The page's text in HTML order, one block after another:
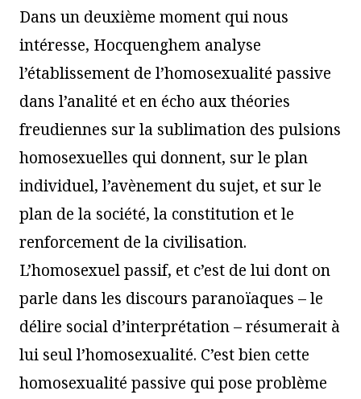
Dans un deuxième moment qui nous
intéresse, Hocquenghem analyse
l’établissement de l’homosexualité passive
dans l’analité et en écho aux théories
freudiennes sur la sublimation des pulsions
homosexuelles qui donnent, sur le plan
individuel, l’avènement du sujet, et sur le
plan de la société, la constitution et le
renforcement de la civilisation.
L’homosexuel passif, et c’est de lui dont on
parle dans les discours paranoïaques – le
délire social d’interprétation – résumerait à
lui seul l’homosexualité. C’est bien cette
homosexualité passive qui pose problème